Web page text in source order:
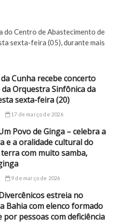
do Centro de Abastecimento de
sexta-feira (05), durante mais
da Cunha recebe concerto
Orquestra Sinfônica da
sexta-feira (20)
17 de março de 2026
Povo de Ginga – celebra a
e a oralidade cultural do
com muito samba,
9 de março de 2026
estreia no
Bahia com elenco formado
por pessoas com deficiência